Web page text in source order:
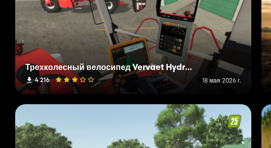
Трехколесный велосипед Vervaet Hydro Trike
4 216 18 мая 2026 г.